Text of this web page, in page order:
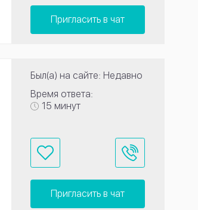
Пригласить в чат
Был(а) на сайте: Недавно
Время ответа:
15 минут
Пригласить в чат